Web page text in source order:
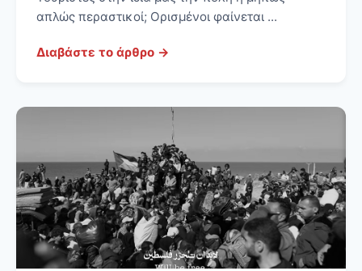
απλώς περαστικοί; Ορισμένοι φαίνεται ...
Διαβάστε το άρθρο →